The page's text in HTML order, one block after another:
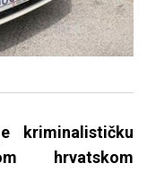
kriminalističku
hrvatskom